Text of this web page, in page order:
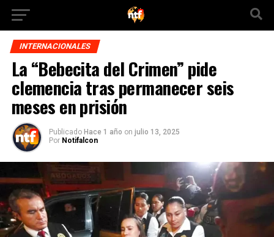
INTERNACIONALES
La “Bebecita del Crimen” pide
clemencia tras permanecer seis
meses en prisión
Publicado Hace 1 año on julio 13, 2025
Por Notifalcon